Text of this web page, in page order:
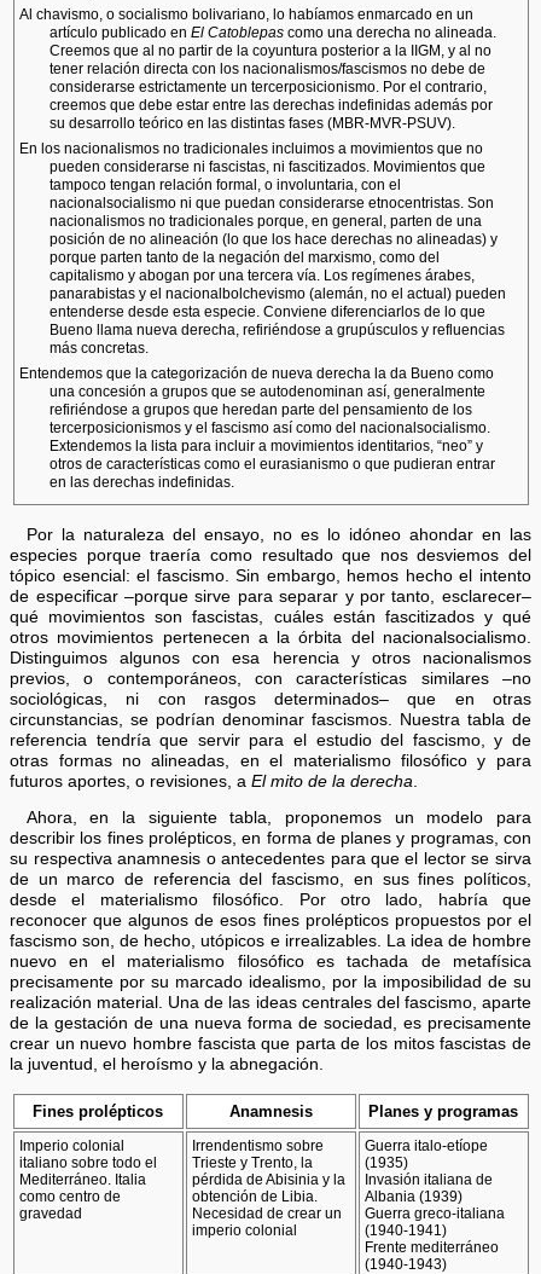
Al chavismo, o socialismo bolivariano, lo habíamos enmarcado en un
artículo publicado en El Catoblepascomo una derecha no alineada.
Creemos que al no partir de la coyuntura posterior a la IIGM, y al no
tener relación directa con los nacionalismos/fascismos no debe de
considerarse estrictamente un tercerposicionismo. Por el contrario,
creemos que debe estar entre las derechas indefinidas además por
su desarrollo teórico en las distintas fases (MBR-MVR-PSUV).
En los nacionalismos no tradicionales incluimos a movimientos que no
pueden considerarse ni fascistas, ni fascitizados. Movimientos que
tampoco tengan relación formal, o involuntaria, con el
nacionalsocialismo ni que puedan considerarse etnocentristas. Son
nacionalismos no tradicionales porque, en general, parten de una
posición de no alineación (lo que los hace derechas no alineadas) y
porque parten tanto de la negación del marxismo, como del
capitalismo y abogan por una tercera vía. Los regímenes árabes,
panarabistas y el nacionalbolchevismo (alemán, no el actual) pueden
entenderse desde esta especie. Conviene diferenciarlos de lo que
Bueno llama nueva derecha, refiriéndose a grupúsculos y refluencias
más concretas.
Entendemos que la categorización de nueva derecha la da Bueno como
una concesión a grupos que se autodenominan así, generalmente
refiriéndose a grupos que heredan parte del pensamiento de los
tercerposicionismos y el fascismo así como del nacionalsocialismo.
Extendemos la lista para incluir a movimientos identitarios, “neo” y
otros de características como el eurasianismo o que pudieran entrar
en las derechas indefinidas.
Por la naturaleza del ensayo, no es lo idóneo ahondar en las
especies porque traería como resultado que nos desviemos del
tópico esencial: el fascismo. Sin embargo, hemos hecho el intento
de especificar –porque sirve para separar y por tanto, esclarecer–
qué movimientos son fascistas, cuáles están fascitizados y qué
otros movimientos pertenecen a la órbita del nacionalsocialismo.
Distinguimos algunos con esa herencia y otros nacionalismos
previos, o contemporáneos, con características similares –no
sociológicas, ni con rasgos determinados– que en otras
circunstancias, se podrían denominar fascismos. Nuestra tabla de
referencia tendría que servir para el estudio del fascismo, y de
otras formas no alineadas, en el materialismo filosófico y para
futuros aportes, o revisiones, aEl mito de la derecha
Ahora, en la siguiente tabla, proponemos un modelo para
describir los fines prolépticos, en forma de planes y programas, con
su respectiva anamnesis o antecedentes para que el lector se sirva
de un marco de referencia del fascismo, en sus fines políticos,
desde el materialismo filosófico. Por otro lado, habría que
reconocer que algunos de esos fines prolépticos propuestos por el
fascismo son, de hecho, utópicos e irrealizables. La idea de hombre
nuevo en el materialismo filosófico es tachada de metafísica
precisamente por su marcado idealismo, por la imposibilidad de su
realización material. Una de las ideas centrales del fascismo, aparte
de la gestación de una nueva forma de sociedad, es precisamente
crear un nuevo hombre fascista que parta de los mitos fascistas de
la juventud, el heroísmo y la abnegación.
Fines prolépticos Anamnesis Planes y programas
Imperio colonial
italiano sobre todo el
Mediterráneo. Italia
como centro de
gravedad
Irrendentismo sobre
Trieste y Trento, la
pérdida de Abisinia y la
obtención de Libia.
Necesidad de crear un
imperio colonial
Guerra italo-etíope
(1935)
Invasión italiana de
Albania (1939)
Guerra greco-italiana
(1940-1941)
Frente mediterráneo
(1940-1943)